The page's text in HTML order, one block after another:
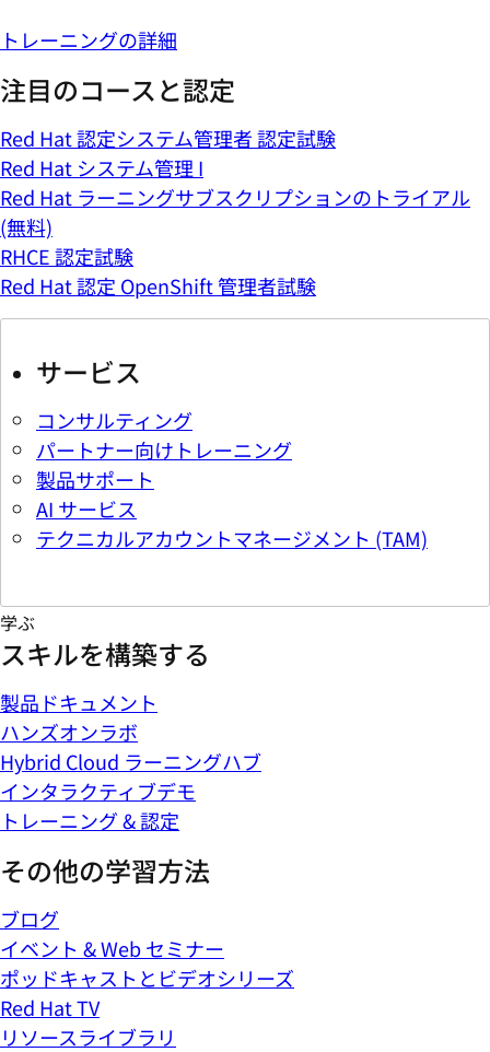
トレーニングの詳細
注目のコースと認定
Red Hat 認定システム管理者 認定試験
Red Hat システム管理 I
Red Hat ラーニングサブスクリプションのトライアル
(無料)
RHCE 認定試験
Red Hat 認定 OpenShift 管理者試験
サービス
コンサルティング
パートナー向けトレーニング
製品サポート
AI サービス
テクニカルアカウントマネージメント (TAM)
学ぶ
スキルを構築する
製品ドキュメント
ハンズオンラボ
Hybrid Cloud ラーニングハブ
インタラクティブデモ
トレーニング & 認定
その他の学習方法
ブログ
イベント & Web セミナー
ポッドキャストとビデオシリーズ
Red Hat TV
リソースライブラリ